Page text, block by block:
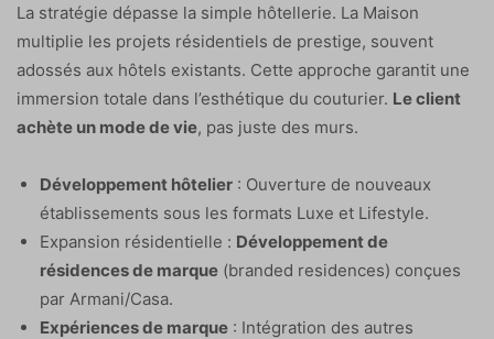
La stratégie dépasse la simple hôtellerie. La Maison
multiplie les projets résidentiels de prestige, souvent
adossés aux hôtels existants. Cette approche garantit une
immersion totale dans l’esthétique du couturier. Le client
achète un mode de vie, pas juste des murs.
Développement hôtelier : Ouverture de nouveaux
établissements sous les formats Luxe et Lifestyle.
Expansion résidentielle : Développement de
résidences de marque (branded residences) conçues
par Armani/Casa.
Expériences de marque : Intégration des autres